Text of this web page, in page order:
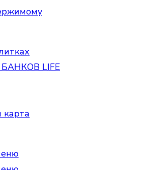
LIFE
карта